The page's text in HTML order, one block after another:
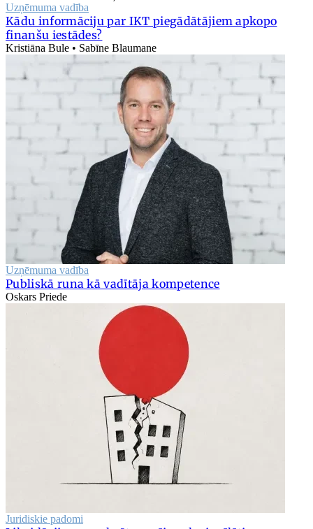
Uzņēmuma vadība
Kādu informāciju par IKT piegādātājiem apkopo
finanšu iestādes?
Kristiāna Bule • Sabīne Blaumane
Uzņēmuma vadība
Publiskā runa kā vadītāja kompetence
Oskars Priede
Juridiskie padomi